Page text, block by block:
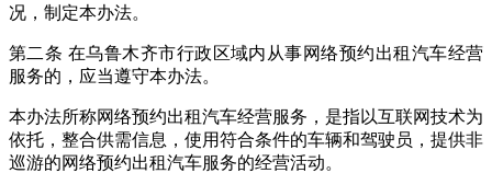
况，制定本办法。
第二条 在乌鲁木齐市行政区域内从事网络预约出租汽车经营
服务的，应当遵守本办法。
本办法所称网络预约出租汽车经营服务，是指以互联网技术为
依托，整合供需信息，使用符合条件的车辆和驾驶员，提供非
巡游的网络预约出租汽车服务的经营活动。